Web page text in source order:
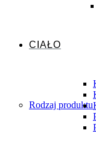
CIAŁO
Rodzaj produktu